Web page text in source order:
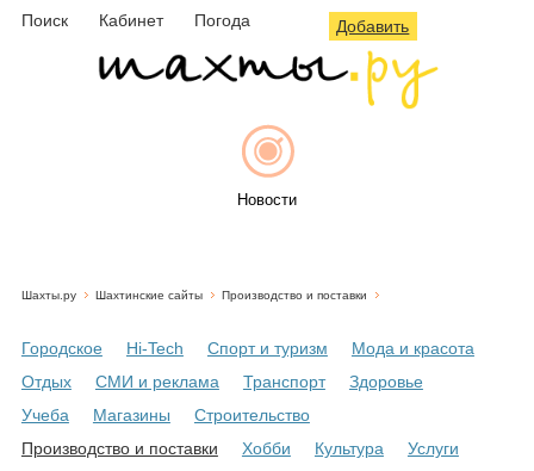
Поиск Кабинет Погода Добавить
Новости
Объявления
Шахты.ру Шахтинские сайты Производство и поставки
Городское Hi-Tech Спорт и туризм
Мода и красота
Отдых
СМИ и реклама Транспорт
Здоровье
Учеба
Магазины
Строительство
Производство и поставки
Хобби Культура
Услуги